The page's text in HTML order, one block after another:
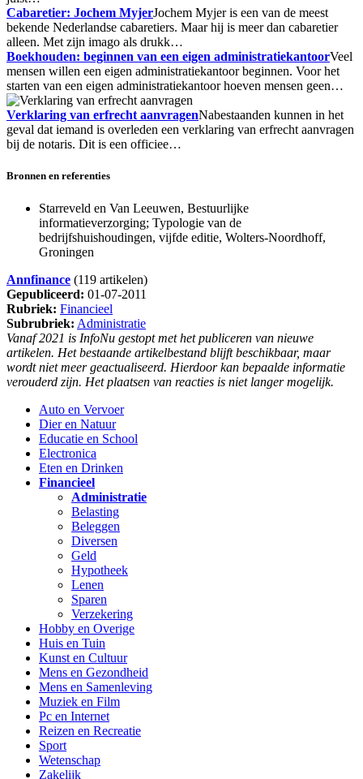
Cabaretier: Jochem MyjerJochem Myjer is een van de meest
bekende Nederlandse cabaretiers. Maar hij is meer dan cabaretier
alleen. Met zijn imago als drukk…
Boekhouden: beginnen van een eigen administratiekantoorVeel
mensen willen een eigen administratiekantoor beginnen. Voor het
starten van een eigen administratiekantoor hoeven mensen geen…
Verklaring van erfrecht aanvragenNabestaanden kunnen in het
geval dat iemand is overleden een verklaring van erfrecht aanvragen
bij de notaris. Dit is een officiee…
Bronnen en referenties
Starreveld en Van Leeuwen, Bestuurlijke
informatieverzorging; Typologie van de
bedrijfshuishoudingen, vijfde editie, Wolters-Noordhoff,
Groningen
Annfinance (119 artikelen)
Gepubliceerd: 01-07-2011
Rubriek: Financieel
Subrubriek: Administratie
Vanaf 2021 is InfoNu gestopt met het publiceren van nieuwe
artikelen. Het bestaande artikelbestand blijft beschikbaar, maar
wordt niet meer geactualiseerd. Hierdoor kan bepaalde informatie
verouderd zijn. Het plaatsen van reacties is niet langer mogelijk.
Auto en Vervoer
Dier en Natuur
Educatie en School
Electronica
Eten en Drinken
Financieel
Administratie
Belasting
Beleggen
Diversen
Geld
Hypotheek
Lenen
Sparen
Verzekering
Hobby en Overige
Huis en Tuin
Kunst en Cultuur
Mens en Gezondheid
Mens en Samenleving
Muziek en Film
Pc en Internet
Reizen en Recreatie
Sport
Wetenschap
Zakelijk